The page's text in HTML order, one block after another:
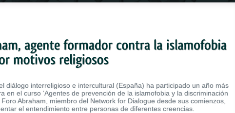
diálogo interreligioso e intercultural (España) ha participado un año más
en el curso ‘Agentes de prevención de la islamofobia y la discriminación
Foro Abraham, miembro del Network for Dialogue desde sus comienzos,
el entendimiento entre personas de diferentes creencias.